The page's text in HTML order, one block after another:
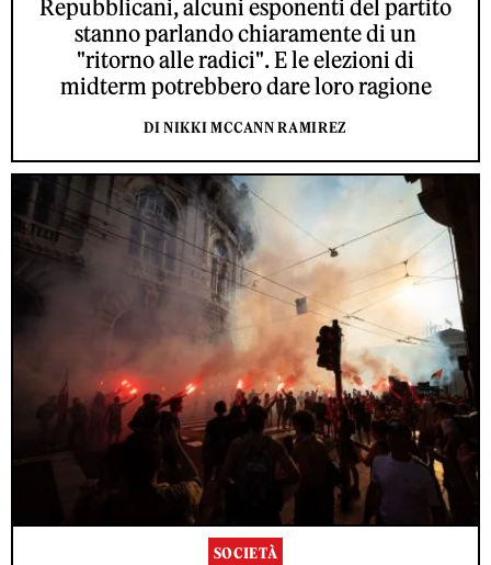
Repubblicani, alcuni esponenti del partito
stanno parlando chiaramente di un
"ritorno alle radici". E le elezioni di
midterm potrebbero dare loro ragione
DI NIKKI MCCANN RAMIREZ
SOCIETÀ